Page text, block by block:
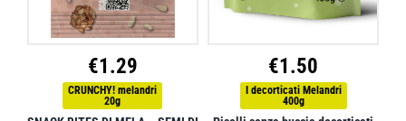
€1.29
CRUNCHY! melandri
20g
€1.50
I decorticati Melandri
400g